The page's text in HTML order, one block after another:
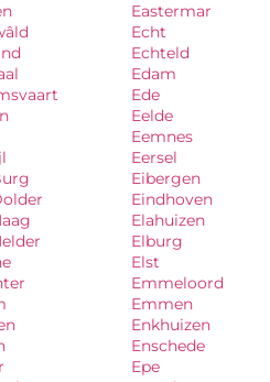
Eastermar
Echt
Echteld
Edam
Ede
Eelde
Eemnes
Eersel
Eibergen
Eindhoven
Elahuizen
Elburg
Elst
Emmeloord
Emmen
Enkhuizen
Enschede
Epe